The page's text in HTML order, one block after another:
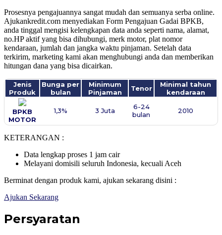
Prosesnya pengajuannya sangat mudah dan semuanya serba online.
Ajukankredit.com menyediakan Form Pengajuan Gadai BPKB,
anda tinggal mengisi kelengkapan data anda seperti nama, alamat,
no.HP aktif yang bisa dihubungi, merk motor, plat nomor
kendaraan, jumlah dan jangka waktu pinjaman. Setelah data
terkirim, marketing kami akan menghubungi anda dan memberikan
hitungan dana yang bisa dicairkan.
Jenis
Produk
Bunga per
bulan
Minimum
Pinjaman
Tenor
Minimal tahun
kendaraan
BPKB
MOTOR
1,3% 3 Juta
6-24
bulan
2010
KETERANGAN :
Data lengkap proses 1 jam cair
Melayani domisili seluruh Indonesia, kecuali Aceh
Berminat dengan produk kami, ajukan sekarang disini :
Ajukan Sekarang
Persyaratan